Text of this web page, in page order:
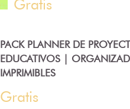
Gratis
PACK PLANNER DE
EDUCATIVOS |
IMPRIMIBLES
Gratis